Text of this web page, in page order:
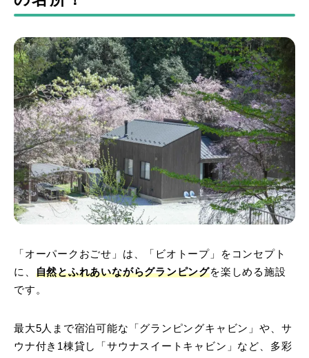
「オーパークおごせ」は、「ビオトープ」をコンセプト
に、 自然とふれあいながらグランピングを楽しめる施設
です。
最大5人まで宿泊可能な「グランピングキャビン」や、サ
ウナ付き1棟貸し「サウナスイートキャビン」など、多彩